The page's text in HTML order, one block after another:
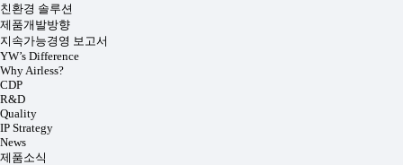
친환경 솔루션
제품개발방향
지속가능경영 보고서
YW’s Difference
Why Airless?
CDP
R&D
Quality
IP Strategy
News
제품소식